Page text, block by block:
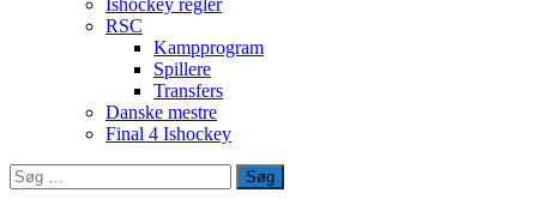
Ishockey regler
RSC
Kampprogram
Spillere
Transfers
Danske mestre
Final 4 Ishockey
Søg
efter: